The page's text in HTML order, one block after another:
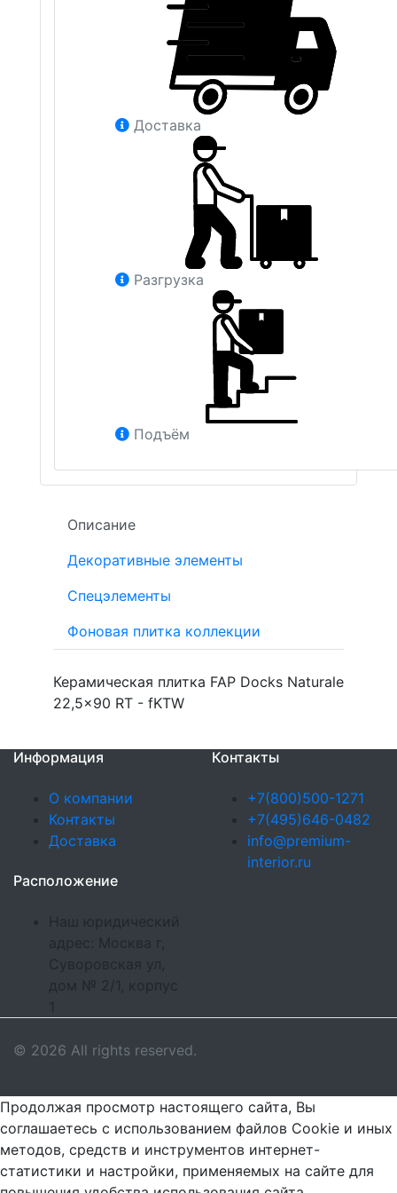
Доставка
Разгрузка
Подъём
Описание
Декоративные элементы
Спецэлементы
Фоновая плитка коллекции
Керамическая плитка FAP Docks Naturale
22,5x90 RT - fKTW
Информация
О компании
Контакты
Доставка
Контакты
+7(800)500-1271
+7(495)646-0482
info@premium-
interior.ru
Расположение
Наш юридический
адрес: Москва г,
Суворовская ул,
дом № 2/1, корпус
© 2026 All rights reserved.
Продолжая просмотр настоящего сайта, Вы
соглашаетесь с использованием файлов Cookie и иных
методов, средств и инструментов интернет-
статистики и настройки, применяемых на сайте для